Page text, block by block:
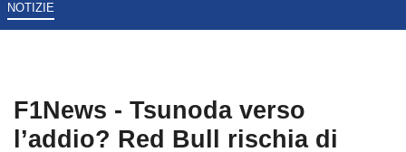
NOTIZIE
F1News - Tsunoda verso
l’addio? Red Bull rischia di